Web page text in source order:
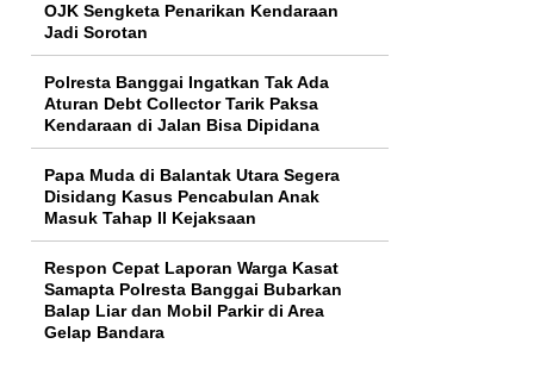
OJK Sengketa Penarikan Kendaraan
Jadi Sorotan
Polresta Banggai Ingatkan Tak Ada
Aturan Debt Collector Tarik Paksa
Kendaraan di Jalan Bisa Dipidana
Papa Muda di Balantak Utara Segera
Disidang Kasus Pencabulan Anak
Masuk Tahap II Kejaksaan
Respon Cepat Laporan Warga Kasat
Samapta Polresta Banggai Bubarkan
Balap Liar dan Mobil Parkir di Area
Gelap Bandara